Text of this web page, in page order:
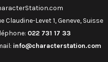
Claudine-Levet 1, Geneve, Suisse
022 731 17 33
info@characterstation.com